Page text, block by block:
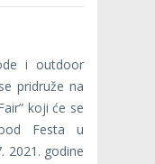
i outdoor
pridruže na
koji će se
Festa u
2021. godine